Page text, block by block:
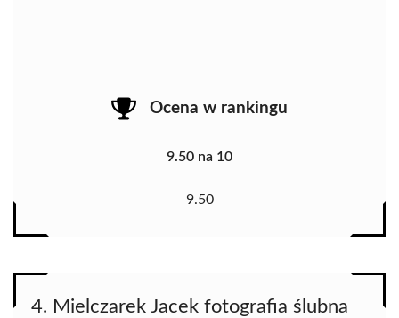
Ocena w rankingu
9.50 na 10
9.50
4. Mielczarek Jacek fotografia ślubna